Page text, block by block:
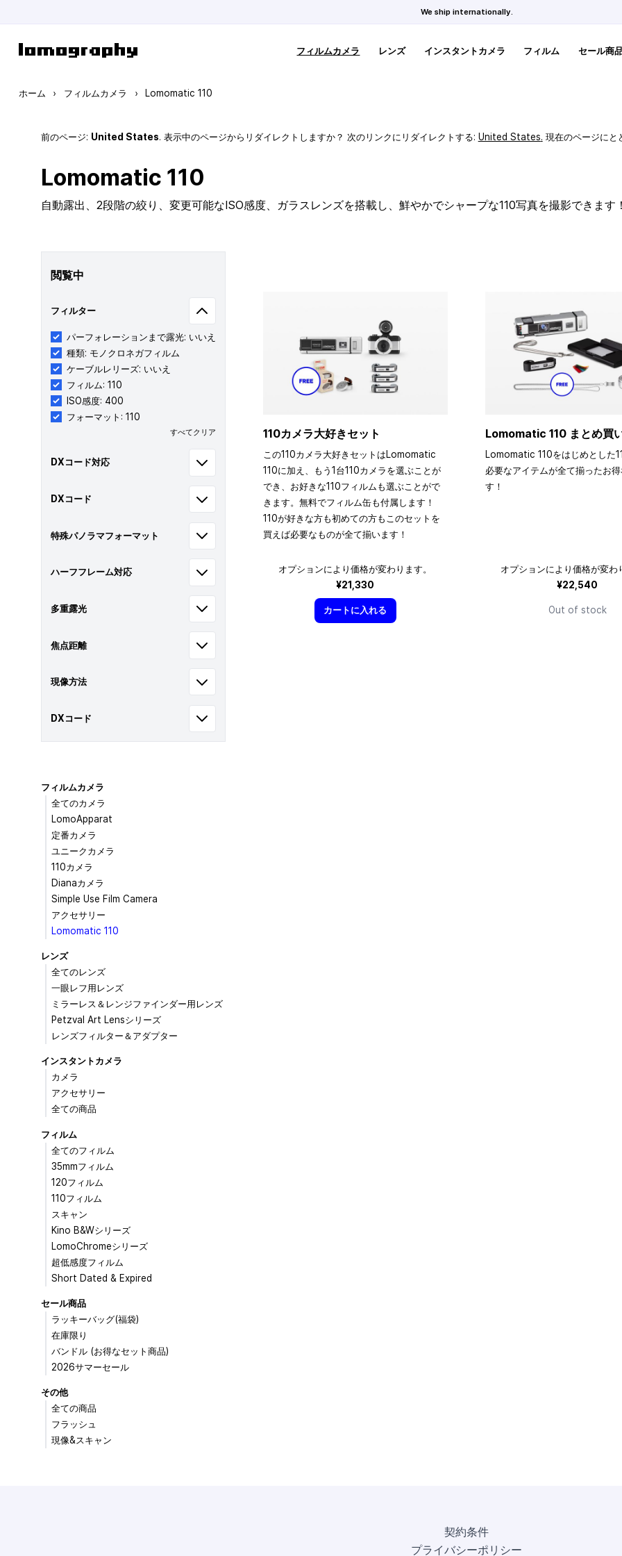
We ship internationally.
フィルムカメラ レンズ インスタントカメラ フィルム セール商
ホーム › フィルムカメラ › Lomomatic 110
前のページ: United States. 表示中のページからリダイレクトしますか？ 次のリンクにリダイレクトする: United States. 現在のページにと
Lomomatic 110
自動露出、2段階の絞り、変更可能なISO感度、ガラスレンズを搭載し、鮮やかでシャープな110写真を撮影できます
閲覧中
フィルター
パーフォレーションまで露光: いいえ
種類: モノクロネガフィルム
ケーブルレリーズ: いいえ
フィルム: 110
ISO感度: 400
フォーマット: 110
すべてクリア
DXコード対応
DXコード
特殊パノラマフォーマット
ハーフフレーム対応
多重露光
焦点距離
現像方法
DXコード
110カメラ大好きセット
この110カメラ大好きセットはLomomatic
110に加え、もう1台110カメラを選ぶことが
でき、お好きな110フィルムも選ぶことがで
きます。無料でフィルム缶も付属します！
110が好きな方も初めての方もこのセットを
買えば必要なものが全て揃います！
オプションにより価格が変わります。
¥21,330
カートに入れる
Lomomatic 110 まとめ買
Lomomatic 110をはじめとした
必要なアイテムが全て揃ったお
す！
オプションにより価格が変わ
¥22,540
Out of stock
フィルムカメラ
全てのカメラ
LomoApparat
定番カメラ
ユニークカメラ
110カメラ
Dianaカメラ
Simple Use Film Camera
アクセサリー
Lomomatic 110
レンズ
全てのレンズ
一眼レフ用レンズ
ミラーレス＆レンジファインダー用レンズ
Petzval Art Lensシリーズ
レンズフィルター＆アダプター
インスタントカメラ
カメラ
アクセサリー
全ての商品
フィルム
全てのフィルム
35mmフィルム
120フィルム
110フィルム
スキャン
Kino B&Wシリーズ
LomoChromeシリーズ
超低感度フィルム
Short Dated & Expired
セール商品
ラッキーバッグ(福袋)
在庫限り
バンドル (お得なセット商品)
2026サマーセール
その他
全ての商品
フラッシュ
現像&スキャン
契約条件
プライバシーポリシー